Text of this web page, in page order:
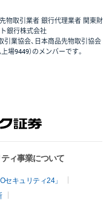
物取引業者 銀行代理業者 関東財
ト銀行株式会社
引業協会、日本商品先物取引協会
場9449）のメンバーです。
ィ事業について
キュリティ24」